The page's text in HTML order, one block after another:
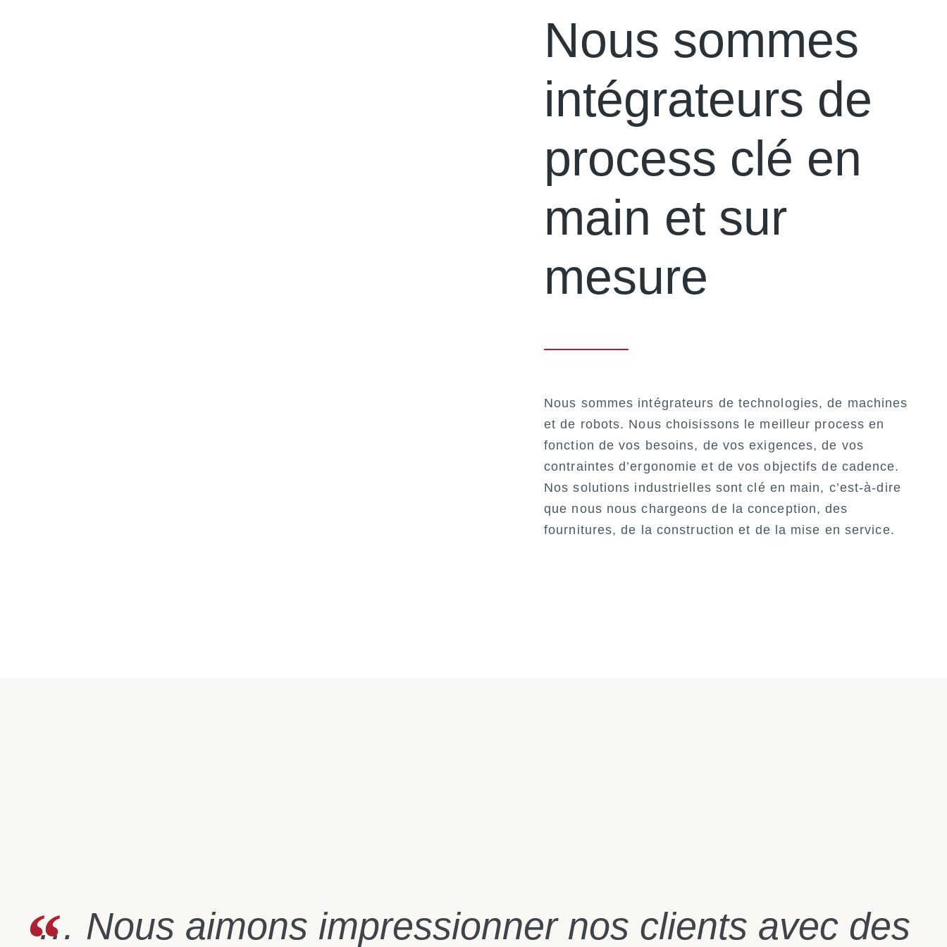
Nous sommes
intégrateurs de
process clé en
main et sur
mesure
Nous sommes intégrateurs de technologies, de machines
et de robots. Nous choisissons le meilleur process en
fonction de vos besoins, de vos exigences, de vos
contraintes d’ergonomie et de vos objectifs de cadence.
Nos solutions industrielles sont clé en main, c’est-à-dire
que nous nous chargeons de la conception, des
fournitures, de la construction et de la mise en service.
… Nous aimons impressionner nos clients avec des